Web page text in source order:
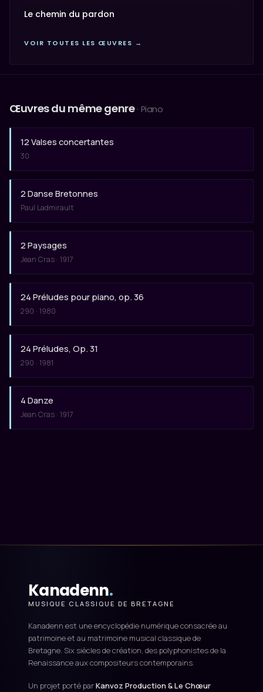
Le chemin du pardon
VOIR TOUTES LES ŒUVRES →
Œuvres du même genre · Piano
12 Valses concertantes
30
2 Danse Bretonnes
Paul Ladmirault
2 Paysages
Jean Cras · 1917
24 Préludes pour piano, op. 36
290 · 1980
24 Préludes, Op. 31
290 · 1981
4 Danze
Jean Cras · 1917
Kanadenn.
MUSIQUE CLASSIQUE DE BRETAGNE
Kanadenn est une encyclopédie numérique consacrée au
patrimoine et au matrimoine musical classique de
Bretagne. Six siècles de création, des polyphonistes de la
Renaissance aux compositeurs contemporains.
Un projet porté parKanvoz Production & Le Chœur